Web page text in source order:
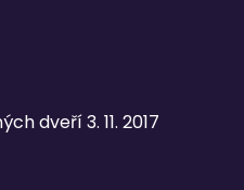
dveří 3. 11. 2017